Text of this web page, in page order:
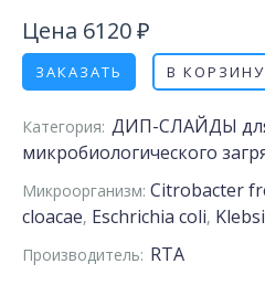
Цена 6120 ₽
ЗАКАЗАТЬ В КОРЗИНУ
Категория: ДИП-СЛАЙДЫ
микробиологического
Микроорганизм: Citrobacter
cloacae, Eschrichia coli,
Производитель: RTA